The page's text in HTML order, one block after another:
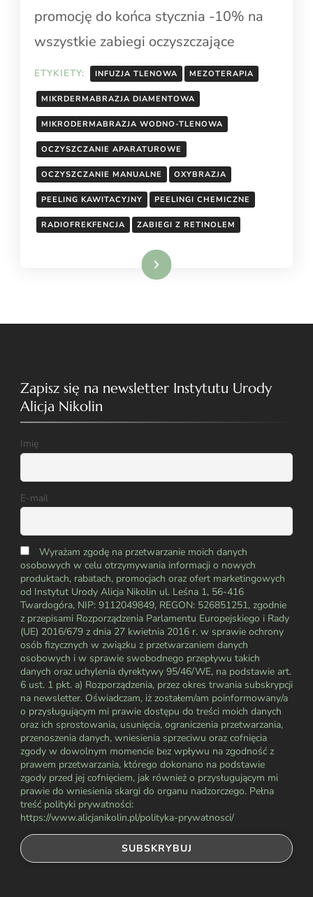
promocję do końca stycznia -10% na
wszystkie zabiegi oczyszczające
ETYKIETY: INFUZJA TLENOWA MEZOTERAPIA
MIKRDERMABRAZJA DIAMENTOWA
MIKRODERMABRAZJA WODNO-TLENOWA
OCZYSZCZANIE APARATUROWE
OCZYSZCZANIE MANUALNE OXYBRAZJA
PEELING KAWITACYJNY PEELINGI CHEMICZNE
RADIOFREKFENCJA ZABIEGI Z RETINOLEM
Dowiedz się więcej
Zapisz się na newsletter Instytutu Urody
Alicja Nikolin
Imię
E-mail
Wyrażam zgodę na przetwarzanie moich danych
osobowych w celu otrzymywania informacji o nowych
produktach, rabatach, promocjach oraz ofert marketingowych
od Instytut Urody Alicja Nikolin ul. Leśna 1, 56-416
Twardogóra, NIP: 9112049849, REGON: 526851251, zgodnie
z przepisami Rozporządzenia Parlamentu Europejskiego i Rady
(UE) 2016/679 z dnia 27 kwietnia 2016 r. w sprawie ochrony
osób fizycznych w związku z przetwarzaniem danych
osobowych i w sprawie swobodnego przepływu takich
danych oraz uchylenia dyrektywy 95/46/WE, na podstawie art.
6 ust. 1 pkt. a) Rozporządzenia, przez okres trwania subskrypcji
na newsletter. Oświadczam, iż zostałem/am poinformowany/a
o przysługującym mi prawie dostępu do treści moich danych
oraz ich sprostowania, usunięcia, ograniczenia przetwarzania,
przenoszenia danych, wniesienia sprzeciwu oraz cofnięcia
zgody w dowolnym momencie bez wpływu na zgodność z
prawem przetwarzania, którego dokonano na podstawie
zgody przed jej cofnięciem, jak również o przysługującym mi
prawie do wniesienia skargi do organu nadzorczego. Pełna
treść polityki prywatności:
https://www.alicjanikolin.pl/polityka-prywatnosci/